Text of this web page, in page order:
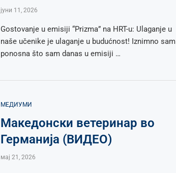
јуни 11, 2026
Gostovanje u emisiji “Prizma” na HRT-u: Ulaganje u
naše učenike je ulaganje u budućnost! Iznimno sam
ponosna što sam danas u emisiji …
МЕДИУМИ
Македонски ветеринар во
Германија (ВИДЕО)
мај 21, 2026